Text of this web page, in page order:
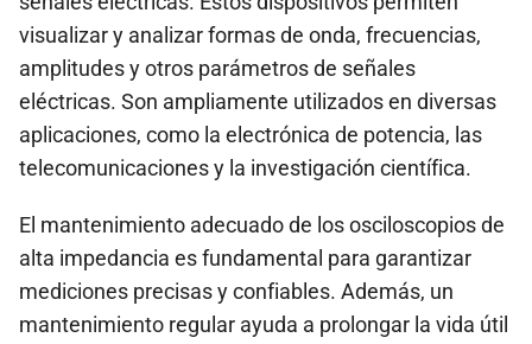
visualizar y analizar formas de onda, frecuencias,
amplitudes y otros parámetros de señales
eléctricas. Son ampliamente utilizados en diversas
aplicaciones, como la electrónica de potencia, las
telecomunicaciones y la investigación científica.
El mantenimiento adecuado de los osciloscopios de
alta impedancia es fundamental para garantizar
mediciones precisas y confiables. Además, un
mantenimiento regular ayuda a prolongar la vida útil